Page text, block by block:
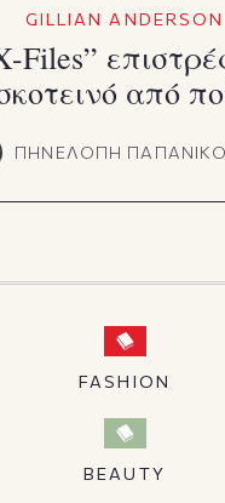
GILLIAN ANDERSON
Files”
από
ΠΗΝΕΛΟΠΗ
FASHION
BEAUTY